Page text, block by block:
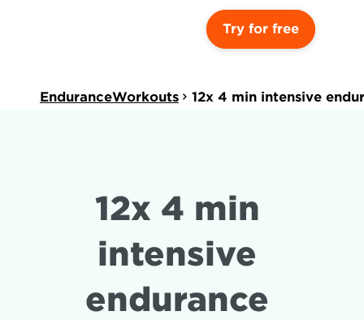
Try for free
EnduranceWorkouts 12x 4 min intensive
12x 4 min
intensive
endurance